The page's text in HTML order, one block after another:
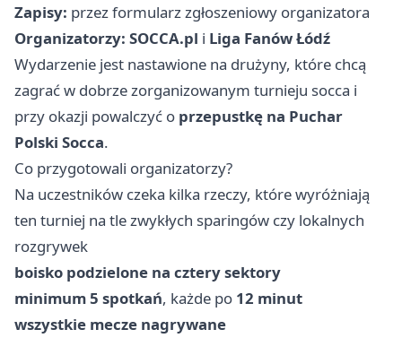
Zapisy: przez formularz zgłoszeniowy organizatora
Organizatorzy: SOCCA.pl i Liga Fanów Łódź
Wydarzenie jest nastawione na drużyny, które chcą
zagrać w dobrze zorganizowanym turnieju socca i
przy okazji powalczyć o przepustkę na Puchar
Polski Socca.
Co przygotowali organizatorzy?
Na uczestników czeka kilka rzeczy, które wyróżniają
ten turniej na tle zwykłych sparingów czy lokalnych
rozgrywek
boisko podzielone na cztery sektory
minimum 5 spotkań, każde po 12 minut
wszystkie mecze nagrywane